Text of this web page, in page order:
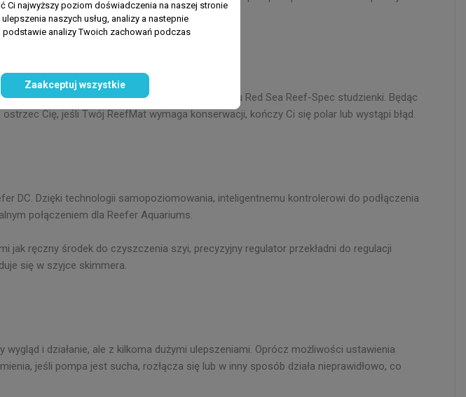
i jest przeznaczony do zawieszenia z boku Red Sea Reef-Spec studzienki. Będąc
Cię, jeśli Twój ReefMat wymaga konserwacji, kończy Ci się polar lub wystąpi błąd.
DC. Dzięki technologii samopoziomowania, inteligentnemu kontrolerowi do podłączenia
połączeniem dla Reefer Aquariums.
jak ręczny środek do czyszczenia szyi, precyzyjny regulator przekładni do regulacji
się w szyjce skimmera.
i działanie, ale z kilkoma dużymi ulepszeniami. Oprócz możliwości ustawienia
jeśli pompa jest sucha, rozłącza się lub w inny sposób działa nieprawidłowo, co
Ci najwyższy poziom doświadczenia na naszej stronie
naszych usług, analizy a nastepnie
analizy Twoich zachowań podczas
Zaakceptuj wszystkie